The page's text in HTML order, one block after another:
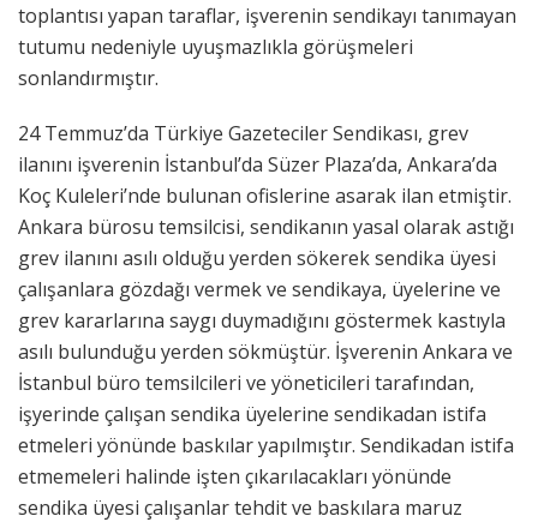
toplantısı yapan taraflar, işverenin sendikayı tanımayan
tutumu nedeniyle uyuşmazlıkla görüşmeleri
sonlandırmıştır.
24 Temmuz’da Türkiye Gazeteciler Sendikası, grev
ilanını işverenin İstanbul’da Süzer Plaza’da, Ankara’da
Koç Kuleleri’nde bulunan ofislerine asarak ilan etmiştir.
Ankara bürosu temsilcisi, sendikanın yasal olarak astığı
grev ilanını asılı olduğu yerden sökerek sendika üyesi
çalışanlara gözdağı vermek ve sendikaya, üyelerine ve
grev kararlarına saygı duymadığını göstermek kastıyla
asılı bulunduğu yerden sökmüştür. İşverenin Ankara ve
İstanbul büro temsilcileri ve yöneticileri tarafından,
işyerinde çalışan sendika üyelerine sendikadan istifa
etmeleri yönünde baskılar yapılmıştır. Sendikadan istifa
etmemeleri halinde işten çıkarılacakları yönünde
sendika üyesi çalışanlar tehdit ve baskılara maruz